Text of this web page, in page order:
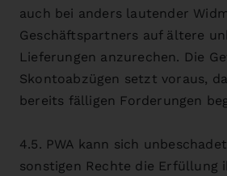
auch bei anders lautender
Geschäftspartners auf ältere
Lieferungen anzurechen. Die
Skontoabzügen setzt voraus,
bereits fälligen Forderungen
4.5. PWA kann sich
sonstigen Rechte die Erfüllung